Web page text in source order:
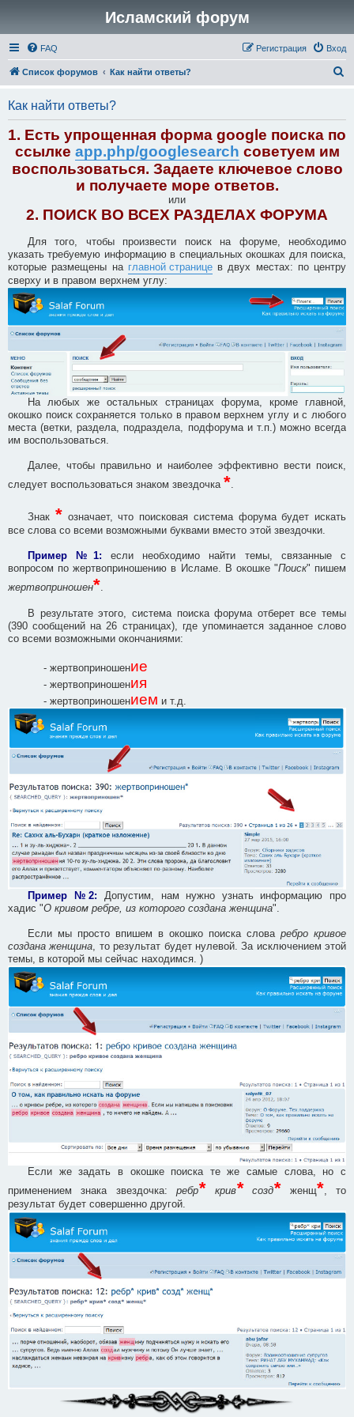
Исламский форум
FAQ Вход
Регистрация
Список форумов Как найти ответы?
Как найти ответы?
1. Есть упрощенная форма google поиска по
ссылке app.php/googlesearch советуем им
воспользоваться. Задаете ключевое слово
и получаете море ответов.
или
2. ПОИСК ВО ВСЕХ РАЗДЕЛАХ ФОРУМА
Для того, чтобы произвести поиск на форуме, необходимо
указать требуемую информацию в специальных окошках для поиска,
которые размещены на главной страницев двух местах: по центру
сверху и в правом верхнем углу:
На любых же остальных страницах форума, кроме главной,
окошко поиск сохраняется только в правом верхнем углу и с любого
места (ветки, раздела, подраздела, подфорума и т.п.) можно всегда
им воспользоваться.
Далее, чтобы правильно и наиболее эффективно вести поиск,
следует воспользоваться знаком звездочка *
Знак * означает, что поисковая система форума будет искать
все слова со всеми возможными буквами вместо этой звездочки.
Пример №1: если необходимо найти темы, связанные с
вопросом по жертвоприношению в Исламе. В окошке "Поиск" пишем
жертвоприношен*
В результате этого, система поиска форума отберет все темы
(390 сообщений на 26 страницах), где упоминается заданное слово
со всеми возможными окончаниями:
- жертвоприношение
- жертвоприношения
- жертвоприношением и т.д.
Пример №2: Допустим, нам нужно узнать информацию про
хадис "О кривом ребре, из которого создана женщина".
Если мы просто впишем в окошко поиска слова ребро кривое
создана женщина, то результат будет нулевой. За исключением этой
темы, в которой мы сейчас находимся. )
Если же задать в окошке поиска те же самые слова, но с
применением знака звездочка:ребр* крив*созд* женщ* , то
результат будет совершенно другой.